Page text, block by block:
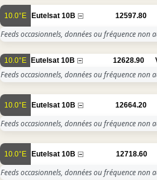
10.0°E Eutelsat 10B 12597.80
Feeds occasionnels, données ou fréquence non
10.0°E Eutelsat 10B 12628.90
Feeds occasionnels, données ou fréquence non
10.0°E Eutelsat 10B 12664.20
Feeds occasionnels, données ou fréquence non
10.0°E Eutelsat 10B 12718.60
Feeds occasionnels, données ou fréquence non